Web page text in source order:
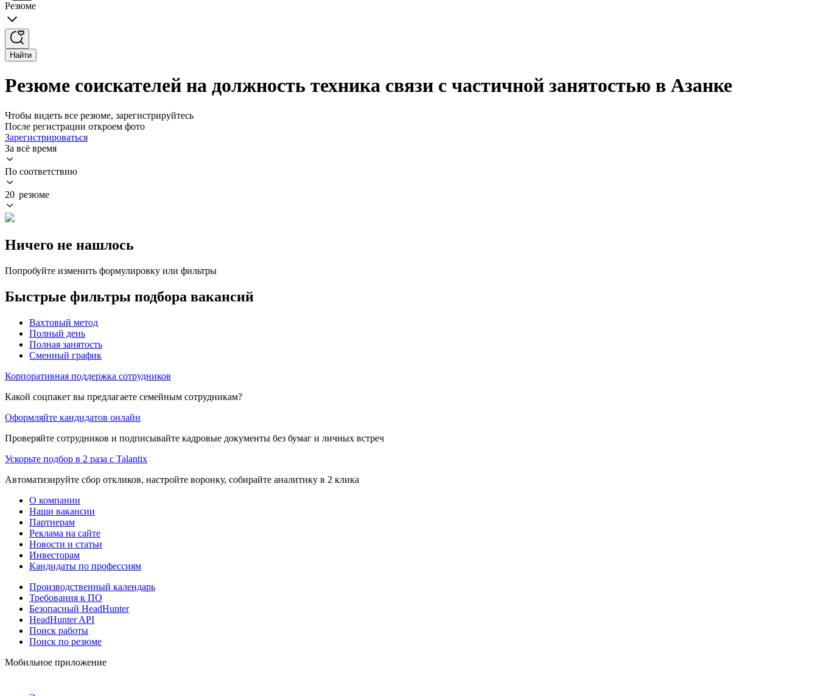
Резюме
Найти
Резюме соискателей на должность техника связи с частичной занятостью в Азанке
Чтобы видеть все резюме, зарегистрируйтесь
После регистрации откроем фото
Зарегистрироваться
За всё время
По соответствию
20 резюме
Ничего не нашлось
Попробуйте изменить формулировку или фильтры
Быстрые фильтры подбора вакансий
Вахтовый метод
Полный день
Полная занятость
Сменный график
Корпоративная поддержка сотрудников
Какой соцпакет вы предлагаете семейным сотрудникам?
Оформляйте кандидатов онлайн
Проверяйте сотрудников и подписывайте кадровые документы без бумаг и личных встреч
Ускорьте подбор в 2 раза с Talantix
Автоматизируйте сбор откликов, настройте воронку, собирайте аналитику в 2 клика
О компании
Наши вакансии
Партнерам
Реклама на сайте
Новости и статьи
Инвесторам
Кандидаты по профессиям
Производственный календарь
Требования к ПО
Безопасный HeadHunter
HeadHunter API
Поиск работы
Поиск по резюме
Мобильное приложение